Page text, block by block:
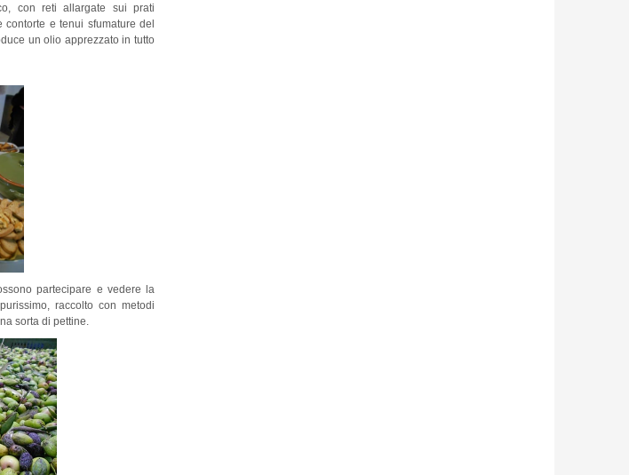
con reti allargate sui prati
e tenui sfumature del
un olio apprezzato in tutto
partecipare e vedere la
raccolto con metodi
sorta di pettine.